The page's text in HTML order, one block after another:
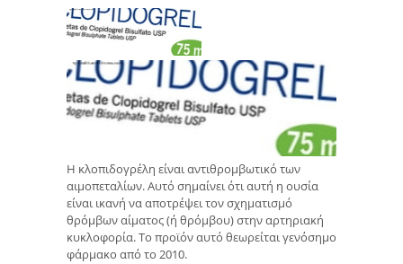
Η κλοπιδογρέλη είναι αντιθρομβωτικό των
αιμοπεταλίων. Αυτό σημαίνει ότι αυτή η ουσία
είναι ικανή να αποτρέψει τον σχηματισμό
θρόμβων αίματος (ή θρόμβου) στην αρτηριακή
κυκλοφορία. Το προϊόν αυτό θεωρείται γενόσημο
φάρμακο από το 2010.